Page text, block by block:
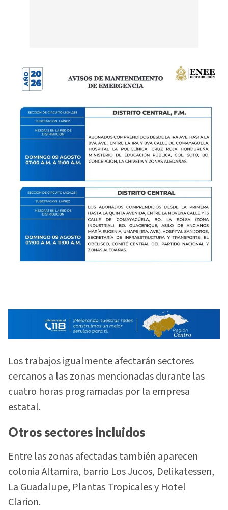
Los trabajos igualmente afectarán sectores
cercanos a las zonas mencionadas durante las
cuatro horas programadas por la empresa
estatal.
Otros sectores incluidos
Entre las zonas afectadas también aparecen
colonia Altamira, barrio Los Jucos, Delikatessen,
La Guadalupe, Plantas Tropicales y Hotel
Clarion.